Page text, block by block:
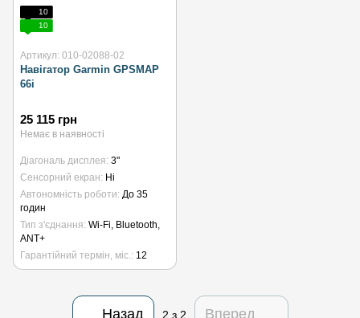
10
10
Артикул: 010-02088-02
Навігатор Garmin GPSMAP
66i
25 115 грн
Немає в наявності
Діагональ дисплея 3"
Сенсорний екран Ні
Автономність роботи До 35
годин
Тип з'єднання Wi-Fi, Bluetooth,
ANT+
Гарантійний термін, міс.
12
Назад 2 з 2 Вперед